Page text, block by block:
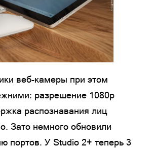
веб-камеры при этом
разрешение 1080p
распознавания лиц
Зато немного обновили
портов. У Studio 2+ теперь 3